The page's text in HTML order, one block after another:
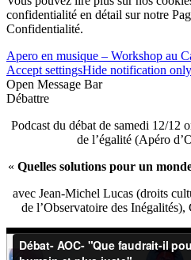
confidentialité en détail sur notre
Confidentialité.
Apero en musique – Workshop au
Accept settingsHide notification only
Open Message Bar
Débattre
Podcast du débat de samedi 12/12
de l’égalité (Apéro
« Quelles solutions pour un
avec Jean-Michel Lucas (droits
de l’Observatoire des